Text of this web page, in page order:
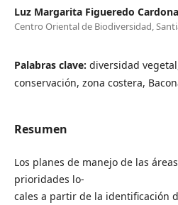
Luz Margarita Figueredo Cardona
Centro Oriental de Biodiversidad,
Palabras clave: diversidad
conservación, zona costera,
Resumen
Los planes de manejo de las
prioridades lo-
cales a partir de la identificación